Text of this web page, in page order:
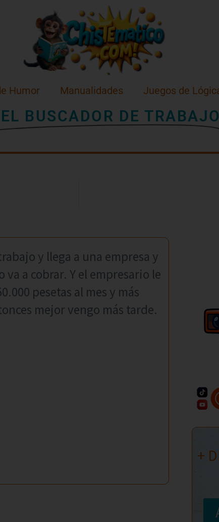
Humor Manualidades Juegos de
EL BUSCADOR DE TRABAJO
y llega a una empresa y
a cobrar. Y el empresario le
pesetas al mes y más
mejor vengo más tarde.
+